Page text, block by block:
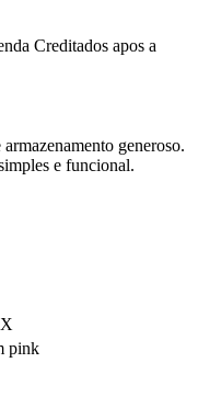
Creditados apos a
generoso.
e funcional.
pink